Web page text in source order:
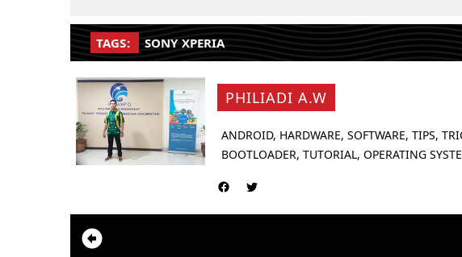
TAGS: SONY XPERIA
PHILIADI A.W
ANDROID, HARDWARE, SOFTWARE, TIPS,
BOOTLOADER, TUTORIAL, OPERATING